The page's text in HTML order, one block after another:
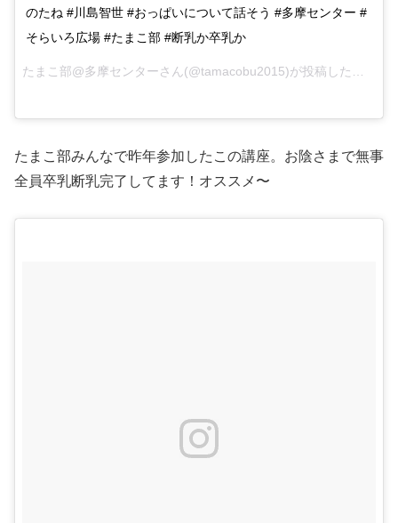
のたね #川島智世 #おっぱいについて話そう #多摩センター #
そらいろ広場 #たまこ部 #断乳か卒乳か
たまこ部みんなで昨年参加したこの講座。お陰さまで無事
全員卒乳断乳完了してます！オススメ〜